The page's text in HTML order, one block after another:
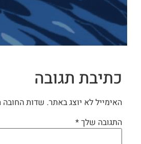
כתיבת תגובה
האימייל לא יוצג באתר. שדות החובה
התגובה שלך*